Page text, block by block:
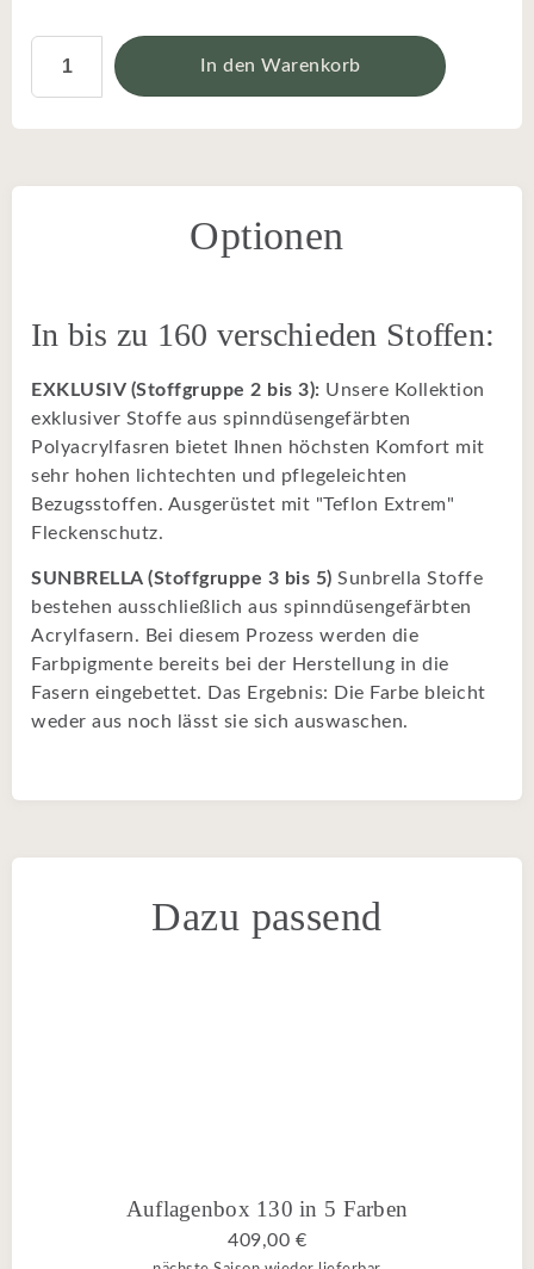
In den Warenkorb
Optionen
In bis zu 160 verschieden Stoffen:
EXKLUSIV (Stoffgruppe 2 bis 3): Unsere Kollektion
exklusiver Stoffe aus spinndüsengefärbten
Polyacrylfasren bietet Ihnen höchsten Komfort mit
sehr hohen lichtechten und pflegeleichten
Bezugsstoffen. Ausgerüstet mit "Teflon Extrem"
Fleckenschutz.
SUNBRELLA (Stoffgruppe 3 bis 5) Sunbrella Stoffe
bestehen ausschließlich aus spinndüsengefärbten
Acrylfasern. Bei diesem Prozess werden die
Farbpigmente bereits bei der Herstellung in die
Fasern eingebettet. Das Ergebnis: Die Farbe bleicht
weder aus noch lässt sie sich auswaschen.
Dazu passend
Auflagenbox 130 in 5 Farben
409,00 €